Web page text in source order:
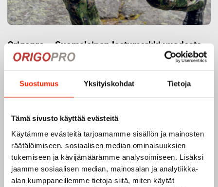
Suostumus Yksityiskohdat Tietoja
Tämä sivusto käyttää evästeitä
Käytämme evästeitä tarjoamamme sisällön ja mainosten
räätälöimiseen, sosiaalisen median ominaisuuksien
tukemiseen ja kävijämäärämme analysoimiseen. Lisäksi
jaamme sosiaalisen median, mainosalan ja analytiikka-
alan kumppaneillemme tietoja siitä, miten käytät
Origopro – Suomalainen laatumerkki vuodesta
1975
ulkoiluvaatetukseen erikoistunut yritys, joka on toiminut
vuodesta 1975.Origopro
puolustusvoimien ja poliisin sopimusvalmistajana.
Origopro:n tuotteet on suunniteltu yhteistyössä käyttäjien
ja erikoisammattilaisten kanssa, joiden kokemus inspiroi
innovoimaan entistä parempia ratkaisuja.